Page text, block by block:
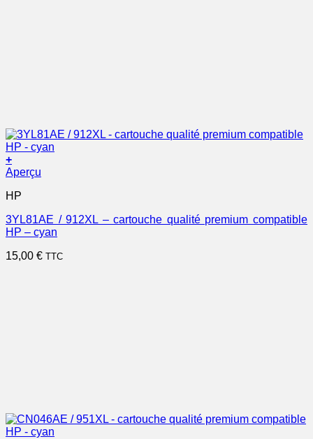
+
Aperçu
HP
3YL81AE / 912XL – cartouche qualité premium compatible
HP – cyan
15,00 € TTC